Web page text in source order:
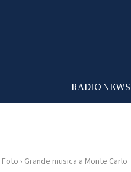
RADIONEWS
Foto › Grande musica a Monte Carlo